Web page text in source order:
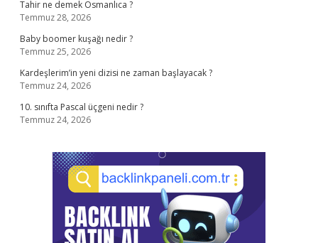
Tahir ne demek Osmanlıca ?
Temmuz 28, 2026
Baby boomer kuşağı nedir ?
Temmuz 25, 2026
Kardeşlerim’in yeni dizisi ne zaman başlayacak ?
Temmuz 24, 2026
10. sınıfta Pascal üçgeni nedir ?
Temmuz 24, 2026